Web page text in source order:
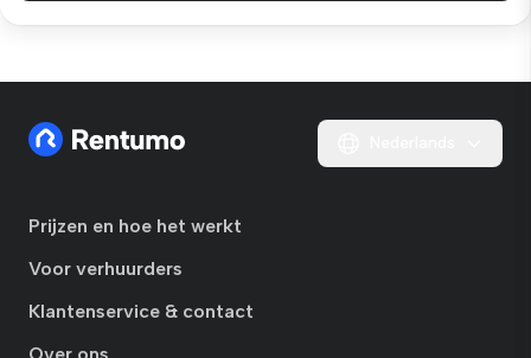
Prijzen en hoe het werkt
Voor verhuurders
Klantenservice & contact